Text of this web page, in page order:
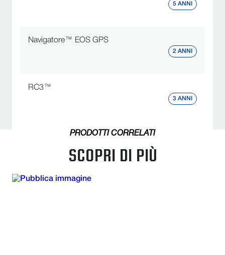
5 ANNI
Navigatore™ EOS GPS
2 ANNI
RC3™
3 ANNI
PRODOTTI CORRELATI
SCOPRI DI PIÙ